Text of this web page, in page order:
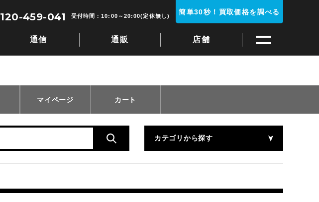
通信 通販 店舗
459-041 受付時間：10:00～20:00(定休無し) 簡単30秒！買取価格を調べる
マイページ カート
カテゴリから探す